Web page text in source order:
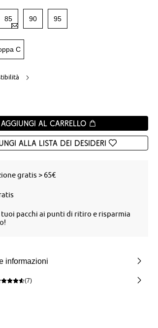
85 90 95
C
Aggiungi al carrello
alla Lista dei desideri
gratis > 65€
tuoi pacchi ai punti di ritiro e risparmia
informazioni
(7)